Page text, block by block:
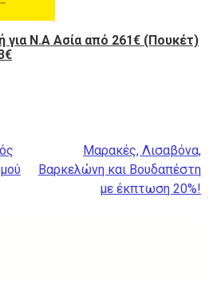
για Ν.Α Ασία από 261€ (Πουκέτ)
Μαρακές, Λισαβόνα,
Βαρκελώνη και Βουδαπέστη
με έκπτωση 20%!